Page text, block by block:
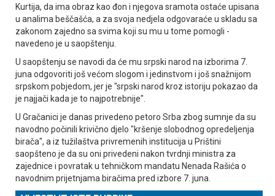
Kurtija, da ima obraz kao đon i njegova sramota ostaće upisana
u analima beščašća, a za svoja nedjela odgovaraće u skladu sa
zakonom zajedno sa svima koji su mu u tome pomogli -
navedeno je u saopštenju.
U saopštenju se navodi da će mu srpski narod na izborima 7.
juna odgovoriti još većom slogom i jedinstvom i još snažnijom
srpskom pobjedom, jer je "srpski narod kroz istoriju pokazao da
je najjači kada je to najpotrebnije".
U Gračanici je danas privedeno petoro Srba zbog sumnje da su
navodno počinili krivično djelo "kršenje slobodnog opredeljenja
birača", a iz tužilaštva privremenih institucija u Prištini
saopšteno je da su oni privedeni nakon tvrdnji ministra za
zajednice i povratak u tehničkom mandatu Nenada Rašića o
navodnim prijetnjama biračima pred izbore 7. juna.